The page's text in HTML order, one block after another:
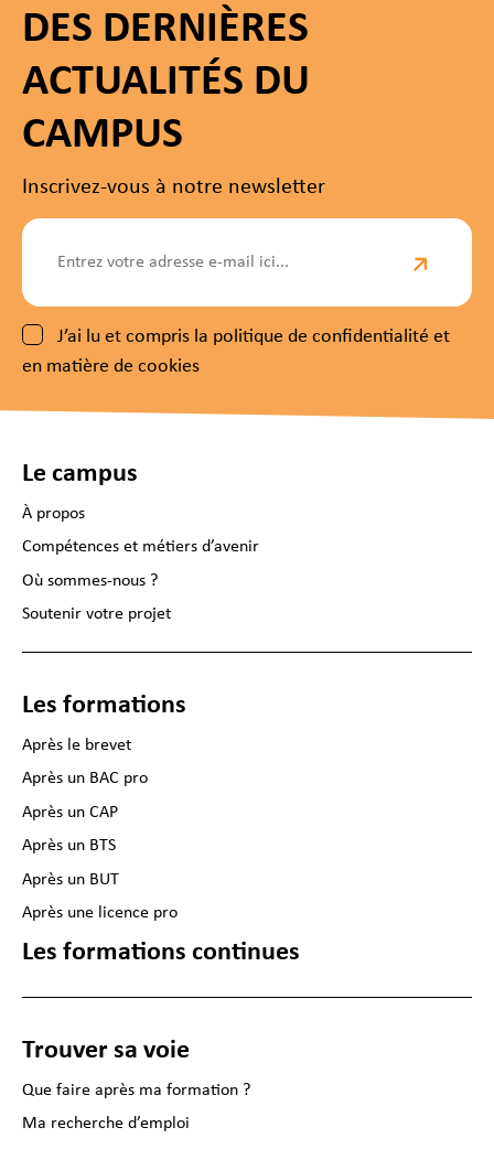
DES DERNIÈRES
ACTUALITÉS DU
CAMPUS
Inscrivez-vous à notre newsletter
J’ai lu et compris la politique de confidentialité et
en matière de cookies
Le campus
À propos
Compétences et métiers d’avenir
Où sommes-nous ?
Soutenir votre projet
Les formations
Après le brevet
Après un BAC pro
Après un CAP
Après un BTS
Après un BUT
Après une licence pro
Les formations continues
Trouver sa voie
Que faire après ma formation ?
Ma recherche d’emploi